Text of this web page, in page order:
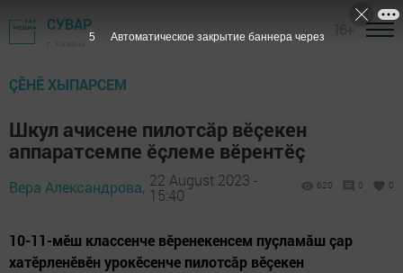
СУВАР
ÇӖНӖ ХЫПАРСЕМ
Шкул ачисене пилотсăр вӗçекен
аппаратсемпе ӗçлеме вӗрентӗç
Вера Александрова, 22 August 2023 -
15:40
620 0 0
10-11-мӗш классенче вӗренекенсем пуçламăш çар
хатӗрленӗвӗн урокӗсенче пилотсăр вӗçекен
3 Автоматическое закрытие баннера через